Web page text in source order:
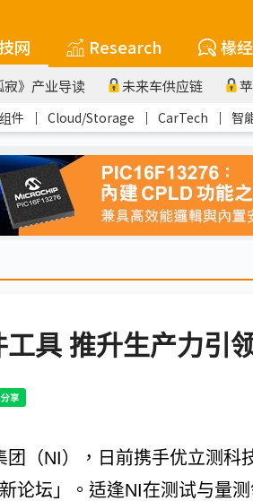
网 Research 椽
寂》产业导读 未来车供应链
件 ｜ Cloud/Storage ｜ CarTech ｜ 智
具 推升生产力引
（NI），日前携手优立测科
论坛」。适逢NI在测试与量